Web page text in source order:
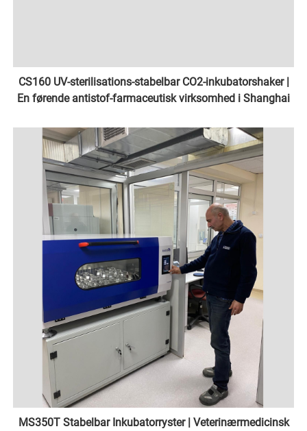
CS160 UV-sterilisations-stabelbar CO2-inkubatorshaker |
En førende antistof-farmaceutisk virksomhed i Shanghai
MS350T Stabelbar Inkubatorryster | Veterinærmedicinsk